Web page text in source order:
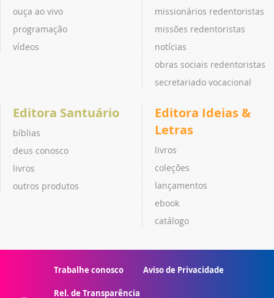
ouça ao vivo
programação
vídeos
missionários redentoristas
missões redentoristas
notícias
obras sociais redentoristas
secretariado vocacional
Editora Santuário
bíblias
deus conosco
livros
outros produtos
Editora Ideias &
Letras
livros
coleções
lançamentos
ebook
catálogo
Trabalhe conosco Aviso de Privacidade
Rel. de Transparência